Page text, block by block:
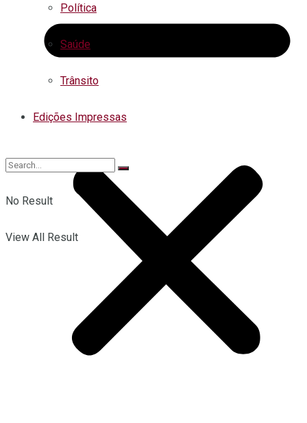
Política
Saúde
Trânsito
Edições Impressas
No Result
View All Result